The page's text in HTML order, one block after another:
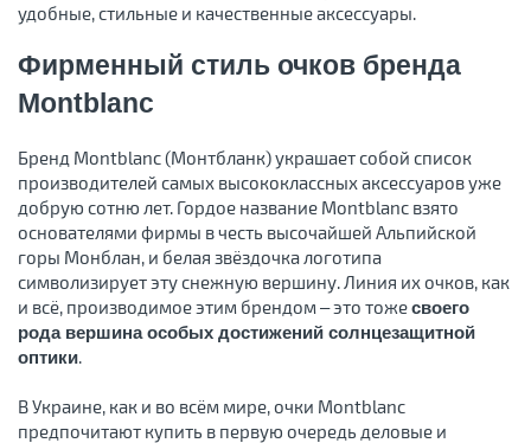
удобные, стильные и качественные аксессуары.
Фирменный стиль очков бренда
Montblanc
Бренд Montblanc (Монтбланк) украшает собой список
производителей самых высококлассных аксессуаров уже
добрую сотню лет. Гордое название Montblanc взято
основателями фирмы в честь высочайшей Альпийской
горы Монблан, и белая звёздочка логотипа
символизирует эту снежную вершину. Линия их очков, как
и всё, производимое этим брендом – это тожесвоего
рода вершина особых достижений солнцезащитной
оптики.
В Украине, как и во всём мире, очки Montblanc
предпочитают купить в первую очередь деловые и